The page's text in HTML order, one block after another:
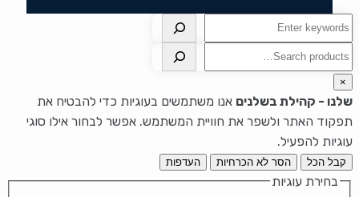
חיפוש
חיפוש
×
שלנו - קהילת בשלנים אנו משתמשים בעוגיות כדי להבטיח את
תפקוד האתר ולשפר את חוויית המשתמש. אפשר לבחור אילו סוגי
עוגיות להפעיל.
קבל הכל הסר לא הכרחיות העדפות
בחירת עוגיות